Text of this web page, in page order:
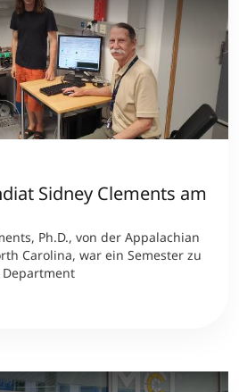
Sidney Clements am
Ph.D., von der Appalachian
Carolina, war ein Semester zu
Department